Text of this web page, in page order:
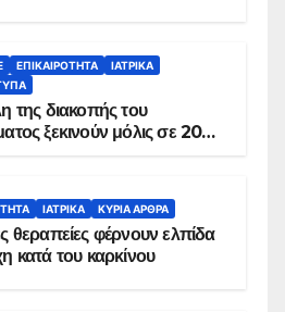
ΕΠΙΚΑΙΡΌΤΗΤΑ
ΙΑΤΡΙΚΆ
της διακοπής του
ξεκινούν μόλις σε 20
ΙΑΤΡΙΚΆ ΚΥΡΙΑ ΑΡΘΡΑ
θεραπείες φέρνουν ελπίδα
κατά του καρκίνου